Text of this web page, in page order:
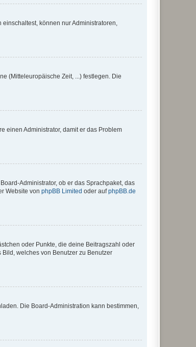
können nur Administratoren,
(Mitteleuropäische Zeit, ...) festlegen. Die
einen Administrator, damit er das Problem
Administrator, ob er das Sprachpaket, das
Website von phpBB Limited oder aufphpBB.de
oder Punkte, die deine Beitragszahl oder
welches von Benutzer zu Benutzer
Die Board-Administration kann bestimmen,